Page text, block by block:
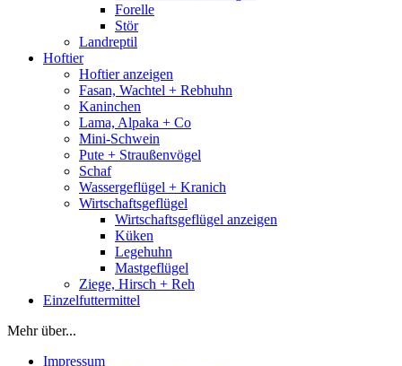
Forelle
Stör
Landreptil
Hoftier
Hoftier anzeigen
Fasan, Wachtel + Rebhuhn
Kaninchen
Lama, Alpaka + Co
Mini-Schwein
Pute + Straußenvögel
Schaf
Wassergeflügel + Kranich
Wirtschaftsgeflügel
Wirtschaftsgeflügel anzeigen
Küken
Legehuhn
Mastgeflügel
Ziege, Hirsch + Reh
Einzelfuttermittel
Mehr über...
Impressum